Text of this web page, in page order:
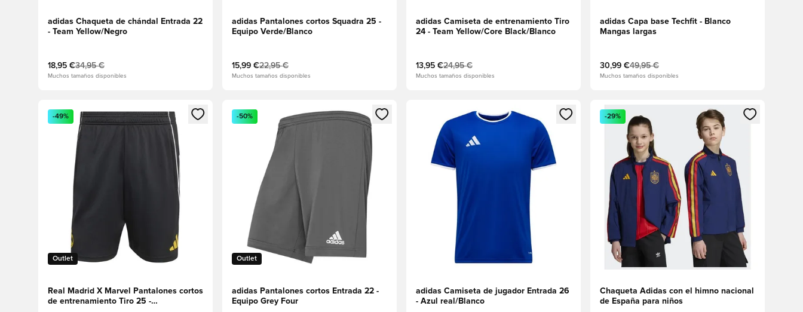
adidas Chaqueta de chándal Entrada 22
- Team Yellow/Negro
18,95 €34,95 €
Muchos tamaños disponibles
adidas Pantalones cortos Squadra 25 -
Equipo Verde/Blanco
15,99 €22,95 €
Muchos tamaños disponibles
adidas Camiseta de entrenamiento Tiro
24 - Team Yellow/Core Black/Blanco
13,95 €24,95 €
Muchos tamaños disponibles
adidas Capa base Techfit - Blanco
Mangas largas
30,99 €49,95 €
Muchos tamaños disponibles
Abre un modal para iniciar sesión o registrarse como miembro
Outlet
-49%
Real Madrid X Marvel Pantalones cortos
de entrenamiento Tiro 25 -
Abre un modal para iniciar sesión o registrarse como miembro
Outlet
-50%
adidas Pantalones cortos Entrada 22 -
Equipo Grey Four
Abre un modal para iniciar sesión o registrarse como miembro
adidas Camiseta de jugador Entrada 26
- Azul real/Blanco
Abre un modal para iniciar sesión o registrarse
-29%
Chaqueta Adidas con el himno nacional
de España para niños